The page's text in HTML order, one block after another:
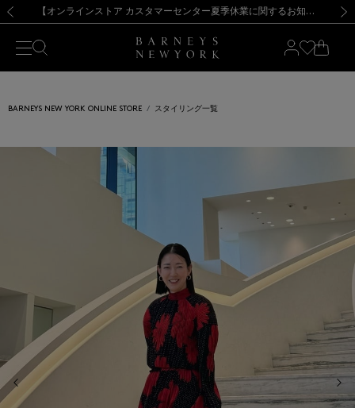
新規登録のお客様も対象！＜MY BARNEYS＞会員のお客様は11,000円（税込）以上のお買上げで常時送料無料！お買い物の際は会員登録を！
【夏季休業に伴う出荷一時停止のお知らせ】(2026.8.7) 【オンラインストア カスタマーセンター夏季休業に関するお知らせ】（2026.8.7）
【夏季休業に伴う返品・交換承り一時停止のお知らせ】（2026.8.5）
熊本県を中心とした地震の影響によるお荷物のお届けについて
【開催中】SUMMER SALEのご案内・ご注意事項 新規登録のお客様も対象！＜MY BARNEYS＞会員のお客様は11,000円（税込）以上のお買上げで常時送料無料！お買い物の際は会員登録を！
【夏季休業に伴う出荷一時停止のお知らせ】(2026.8.7)
BARNEYS NEW YORK ONLINE STORE スタイリング一覧
前の画像